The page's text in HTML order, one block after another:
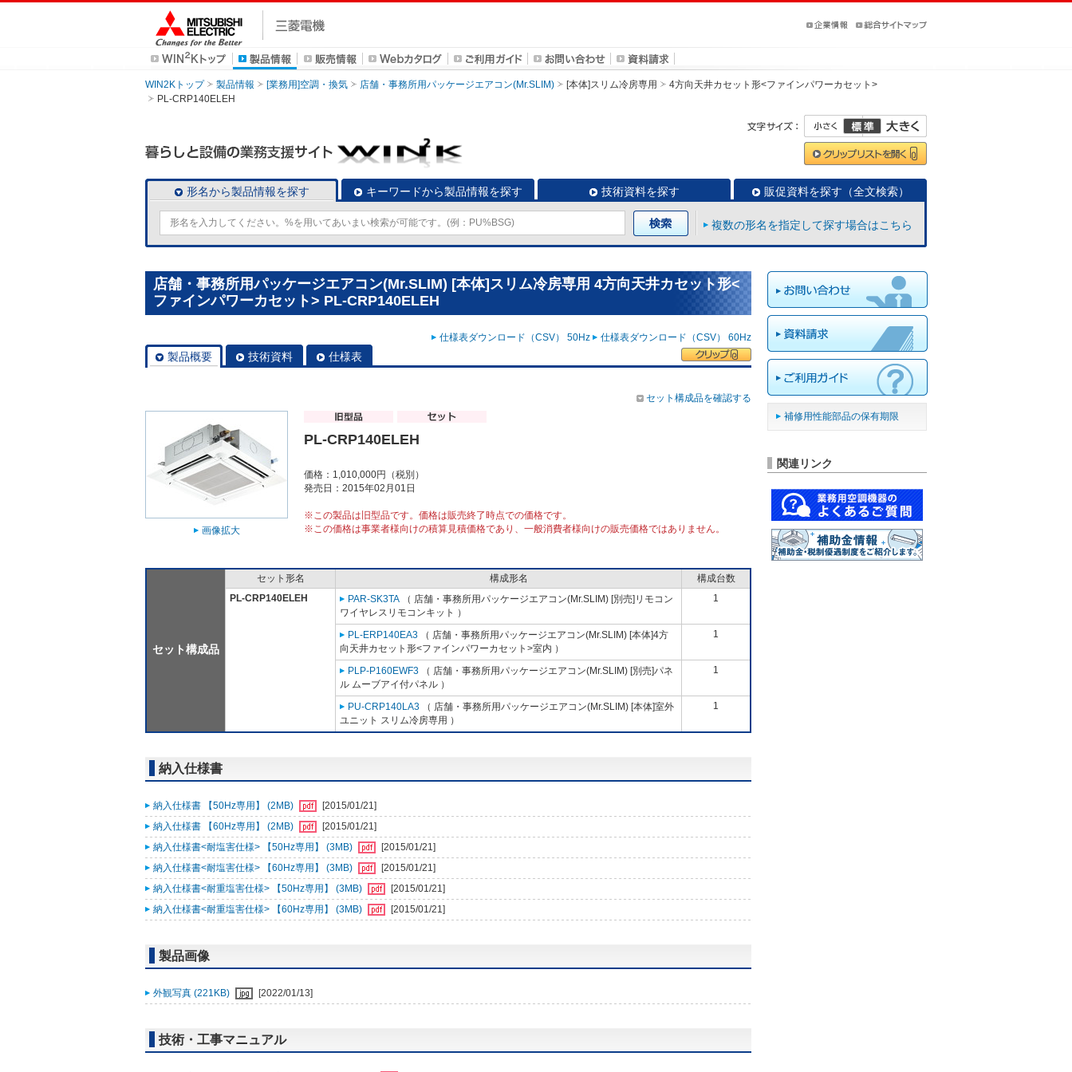
WIN2Kトップ 製品情報 [業務用]空調・換気 店舗・事務所用パッケージエアコン(Mr.SLIM) [本体]スリム冷房専用
4方向天井カセット形<ファインパワーカセット>
PL-CRP140ELEH
形名から製品情報を探す キーワードから製品情報を探す 技術資料を探す 販促資料を探す（全文検索）
複数の形名を指定して探す場合はこちら
店舗・事務所用パッケージエアコン(Mr.SLIM) [本体]スリム冷房専用 4方向天井カセット形<
ファインパワーカセット> PL-CRP140ELEH
仕様表ダウンロード（CSV） 50Hz 仕様表ダウンロード（CSV） 60Hz
製品概要 技術資料 仕様表
セット構成品を確認する
画像拡大
PL-CRP140ELEH
価格：1,010,000円（税別）
発売日：2015年02月01日
※この製品は旧型品です。価格は販売終了時点での価格です。
※この価格は事業者様向けの積算見積価格であり、一般消費者様向けの販売価格ではありません。
セット構成品
セット形名 構成形名
構成台数
PL-CRP140ELEH
PAR-SK3TA （ 店舗・事務所用パッケージエアコン(Mr.SLIM) [別売]リモコン
ワイヤレスリモコンキット ）
1
PL-ERP140EA3 （ 店舗・事務所用パッケージエアコン(Mr.SLIM) [本体]4方
向天井カセット形<ファインパワーカセット>室内 ）
1
PLP-P160EWF3 （ 店舗・事務所用パッケージエアコン(Mr.SLIM) [別売]パネ
ル ムーブアイ付パネル ）
1
PU-CRP140LA3 （ 店舗・事務所用パッケージエアコン(Mr.SLIM) [本体]室外
ユニット スリム冷房専用 ）
1
納入仕様書
納入仕様書 【50Hz専用】 (2MB)
[2015/01/21]
納入仕様書 【60Hz専用】 (2MB)
[2015/01/21]
納入仕様書<耐塩害仕様> 【50Hz専用】 (3MB)
[2015/01/21]
納入仕様書<耐塩害仕様> 【60Hz専用】 (3MB)
[2015/01/21]
納入仕様書<耐重塩害仕様> 【50Hz専用】 (3MB)
[2015/01/21]
納入仕様書<耐重塩害仕様> 【60Hz専用】 (3MB)
[2015/01/21]
製品画像
外観写真 (221KB) [2022/01/13]
技術・工事マニュアル
補修用性能部品の保有期限
関連リンク